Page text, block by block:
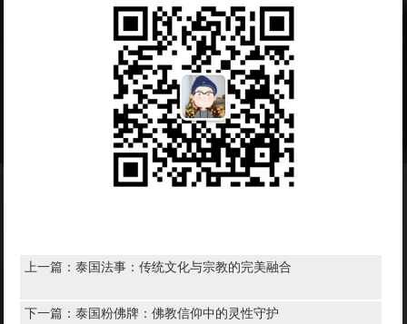
上一篇：泰国法事：传统文化与宗教的完美融合
下一篇：泰国粉佛牌：佛教信仰中的灵性守护